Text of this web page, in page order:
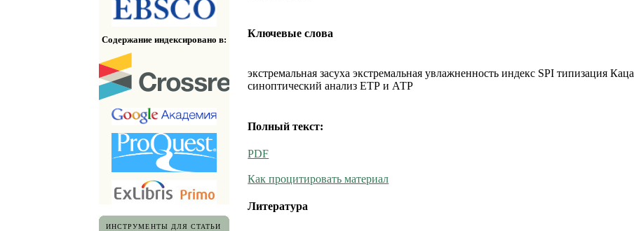
Содержание индексировано в:
ИНСТРУМЕНТЫ ДЛЯ СТАТЬИ
Ключевые слова
экстремальная засуха экстремальная увлажненность индекс SPI типизация Каца
синоптический анализ ЕТР и АТР
Полный текст:
PDF
Как процитировать материал
Литература